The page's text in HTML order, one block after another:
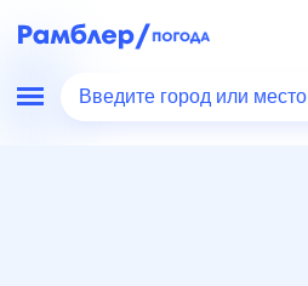
Введите город или место